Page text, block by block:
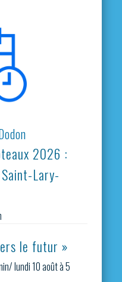
2026 :
Lary-
le futur »
/lundi 10 août à 5